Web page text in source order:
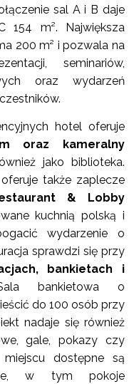
sal A i B daje
m². Największa
200 m² i pozwala na
seminariów,
oraz wydarzeń
hotel oferuje
oraz kameralny
jako biblioteka.
także zaplecze
& Lobby
kuchnią polską i
wydarzenie o
sprawdzi się przy
bankietach i
bankietowa o
do 100 osób przy
nadaje się również
gale, pokazy czy
dostępne są
w tym pokoje